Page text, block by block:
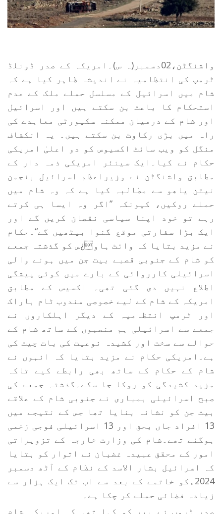
واشنگٹن،02دسمبر(ہ س)۔امریکہ کے صدر ڈونلڈ
ٹرمپ کی انتظامیہ نے اندیشہ ظاہر کیا ہے کہ
شام میں اسرائیل کے مسلسل حملے ملک کے عدم
استحکام کا باعث بن سکتے ہیں اور اسرائیل
اور شام کے درمیان ممکنہ سکیورٹی معاہدے کی
راہ میں بڑی رکاوٹ بن سکتے ہیں۔ یہ انکشاف
منگل کو ویب سائٹ اکسیوس کو دو اعلیٰ امریکی
حکام نے کیا۔ایک سینئر امریکی ذمہ دار کے
مطابق واشنگٹن نے وزیراعظم اسرائیل بنجمن
نیتن یاھو سے مطالبہ کیا ہے کہ وہ شام میں
حملے روکیں، کیونکہ ”اگر وہ ایسا ہی کرتے
رہے تو خود اپنا سیاسی نقصان کریں گے اور
ایک بڑا سفارتی موقع گنوا بیٹھیں گے“۔حکام
نے مزید بتایا کہ وائٹ ہاو¿س کو گذشتہ جمعے
کو شام کے جنوبی قصبے بیت جن میں ہونے والی
اسرائیلی کارروائی کے بارے میں کوئی پیشگی
اطلاع نہیں دی گئی تھی۔ اکسیس کے مطابق
امریکہ کے شام کے لیے خصوصی مندوب ٹام باراک
اور ٹرمپ انتظامیہ کے دیگر اہلکاروں نے
جمعے سے اسرائیلی ہم منصبوں کے ساتھ شام کے
حوالے سے سخت اور کشیدہ نوعیت کی بات چیت کی
ہے۔امریکی حکام نے مزید بتایا کہ انہوں نے
شام کے حکام کے ساتھ بھی رابطے کیے تاکہ
مزید کشیدگی کو روکا جا سکے۔گذشتہ جمعے کی
صبح اسرائیلی بمباری نے جنوبی شام کے علاقے
بیت جن کو نشانہ بنایا تھا جس کے نتیجے میں
13 افراد جاں بحق اور 13 اسرائیلی فوجی زخمی
ہوگئے تھے۔شام کی وزارت خارجہ کے تزویراتی
امور کے محقق عبیدہ غضبان نے اتوار کو بتایا
کہ اسرائیل بشار الاسد کے نظام کے آٹھ دسمبر
2024ءکو خاتمے کے بعد سے اب تک ایک ہزار سے
زیادہ فضائی حملے کر چکا ہے۔
صدر ٹرمپ نے پیر کو کہا تھا کہ امریکہ شام